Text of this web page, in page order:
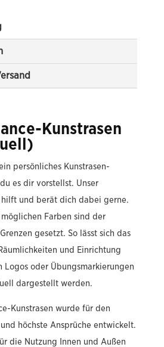
Kunstrasen
persönliches Kunstrasen-
es dir vorstellst. Unser
hilft und berät dich dabei gerne.
möglichen Farben sind der
gesetzt. So lässt sich das
und Einrichtung
Logos oder Übungsmarkierungen
dargestellt werden.
Kunstrasen wurde für den
höchste Ansprüche entwickelt.
die Nutzung Innen und Außen